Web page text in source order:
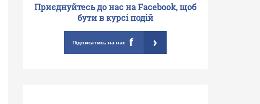
Приєднуйтесь до нас на Facebook, щоб
бути в курсі подій
Підписатись на нас f ›